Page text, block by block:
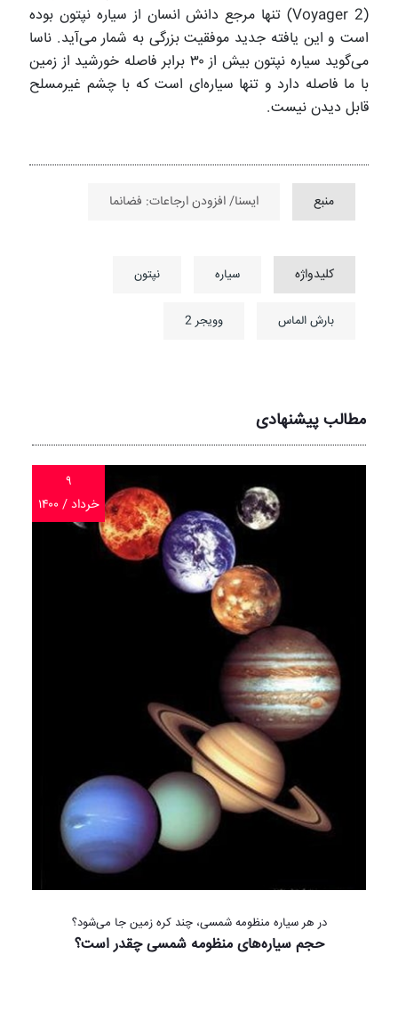
(Voyager 2) تنها مرجع دانش انسان از سیاره نپتون بوده
است و این یافته جدید موفقیت بزرگی به شمار می‌آید. ناسا
می‌گوید سیاره نپتون بیش از ۳۰ برابر فاصله خورشید از زمین
با ما فاصله دارد و تنها سیاره‌ای است که با چشم غیرمسلح
قابل دیدن نیست.
منبع ایسنا/ افزودن ارجاعات: فضانما
کلیدواژه سیاره نپتون
بارش الماس وویجر 2
مطالب پیشنهادی
۹
خرداد / ۱۴۰۰
در هر سیاره منظومه شمسی، چند کره زمین جا می‌شود؟
حجم سیاره‌های منظومه شمسی چقدر است؟